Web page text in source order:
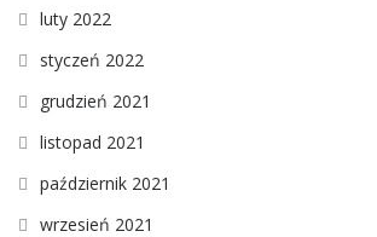
luty 2022
styczeń 2022
grudzień 2021
listopad 2021
październik 2021
wrzesień 2021